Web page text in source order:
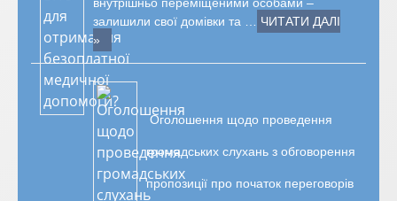
залишили свої домівки та …
ЧИТАТИ ДАЛІ
»
Оголошення щодо проведення
громадських слухань з обговорення
пропозиції про початок переговорів